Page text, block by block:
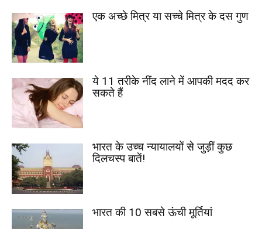
एक अच्छे मित्र या सच्चे मित्र के दस गुण
ये 11 तरीके नींद लाने में आपकी मदद कर
सकते हैं
भारत के उच्च न्यायालयों से जुड़ीं कुछ
दिलचस्प बातें!
भारत की 10 सबसे ऊंची मूर्तियां